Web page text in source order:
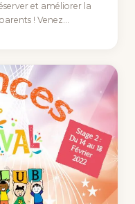
et améliorer la
! Venez…